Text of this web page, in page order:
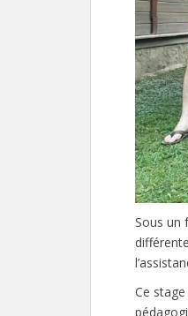
Sous un
Ce